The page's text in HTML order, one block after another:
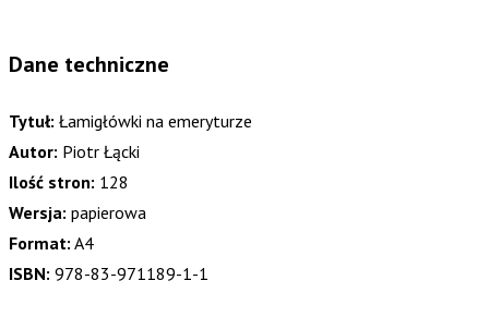
Dane techniczne
Tytuł: Łamigłówki na emeryturze
Autor: Piotr Łącki
Ilość stron: 128
Wersja: papierowa
Format: A4
ISBN: 978-83-971189-1-1